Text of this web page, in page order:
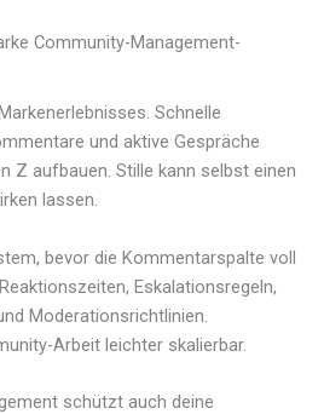
Community-Management-
Schnelle
und aktive Gespräche
Z aufbauen. Stille kann selbst einen
lassen.
bevor die Kommentarspalte voll
Eskalationsregeln,
Moderationsrichtlinien.
Arbeit leichter skalierbar.
schützt auch deine